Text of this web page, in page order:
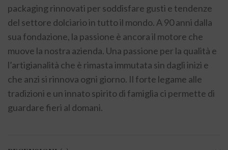
packaging rinnovati per soddisfare gusti e tendenze
del settore dolciario in tutto il mondo. A 90 anni dalla
sua fondazione, la passione è ancora il motore che
muove la nostra azienda. Una passione per la qualità e
l’artigianalità che è rimasta immutata sin dagli inizi e
che anzi si rinnova ogni giorno. Il forte legame alle
tradizioni e un innato spirito di famiglia ci permette di
guardare fieri al domani.